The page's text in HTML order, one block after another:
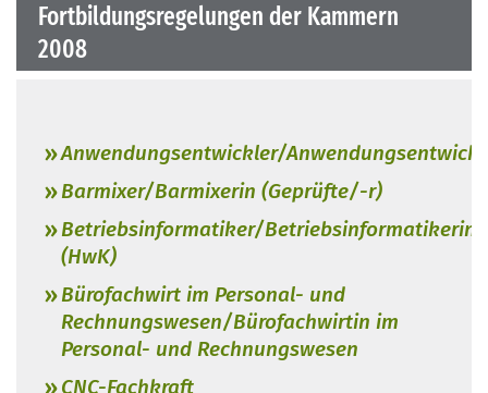
Fortbildungsregelungen der Kammern
2008
Anwendungsentwickler/
Barmixer/Barmixerin (Geprüfte/-r)
Betriebsinformatiker/Betriebsinformatikerin
(HwK)
Bürofachwirt im Personal- und
Rechnungswesen/Bürofachwirtin im
Personal- und Rechnungswesen
CNC-Fachkraft